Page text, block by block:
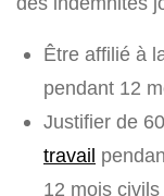
Être affilié à
pendant 12
Justifier de
travail
12 mois civils